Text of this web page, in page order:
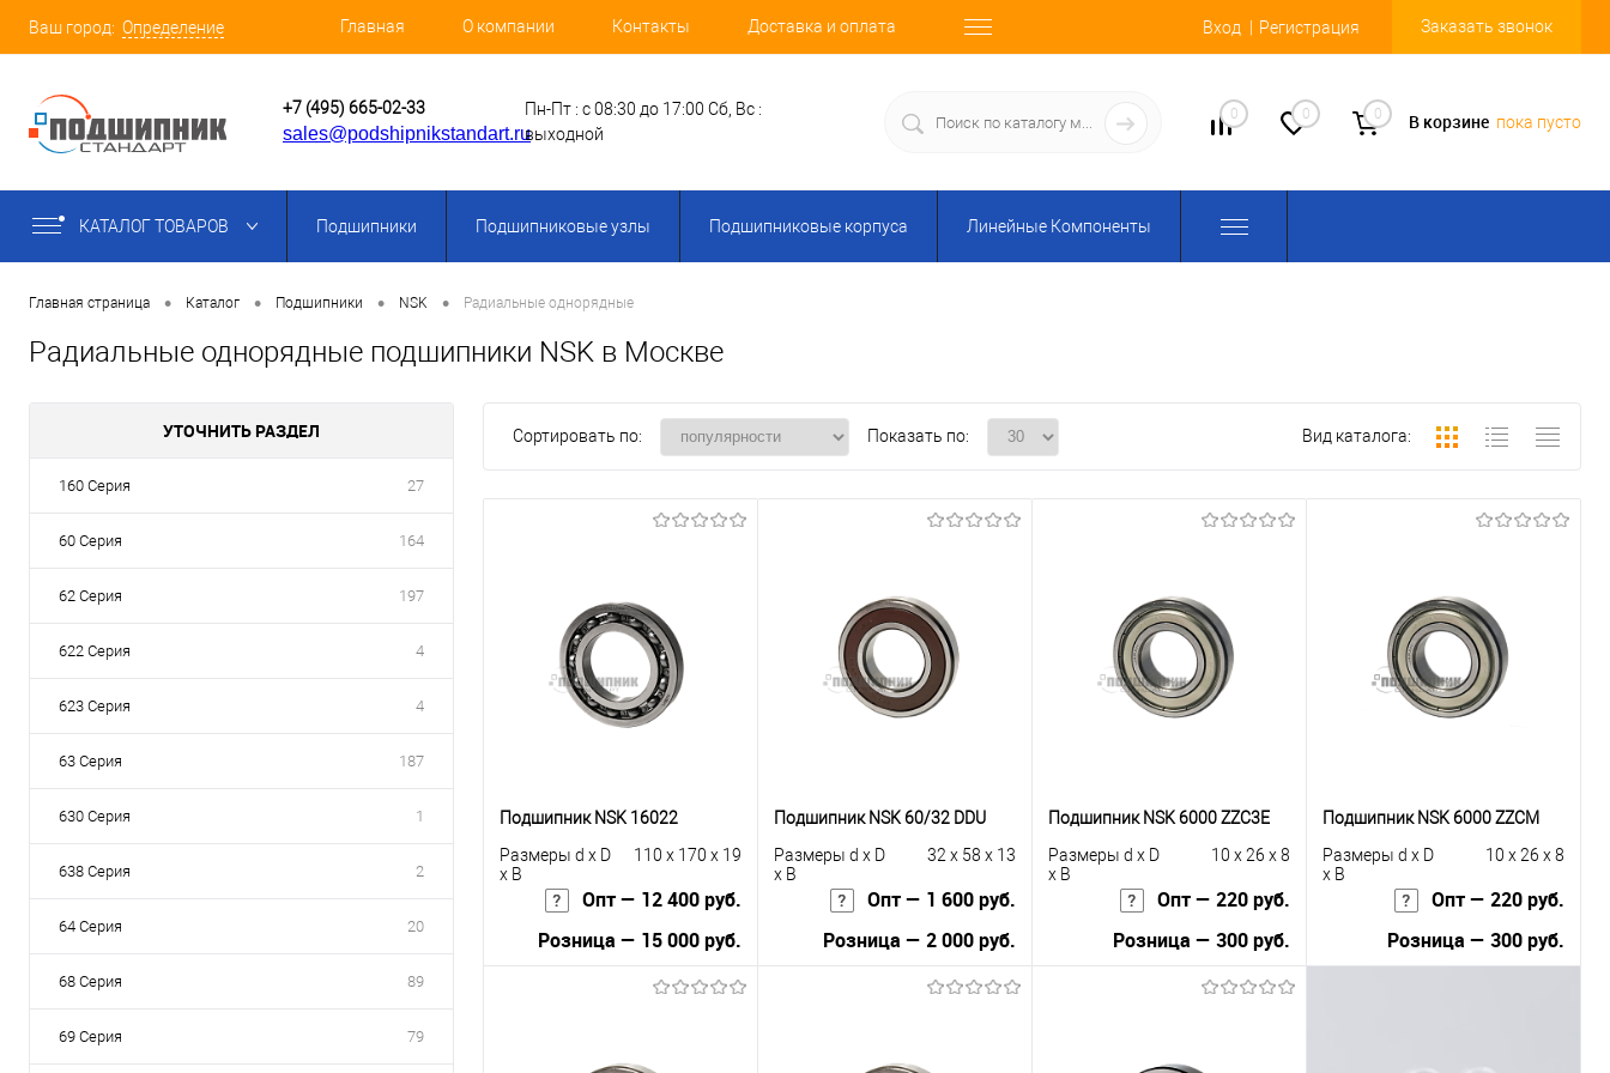
Ваш город: Определение Главная О компании Контакты Доставка и оплата Вход Регистрация Заказать звонок
+7 (495) 665-02-33
sales@podshipnikstandart.ru
Пн-Пт : с 08:30 до 17:00 Сб, Вс :
выходной
0 0 0 В корзине пока пусто
КАТАЛОГ ТОВАРОВ Подшипники Подшипниковые узлы Подшипниковые корпуса Линейные Компоненты
Главная страница • Каталог • Подшипники • NSK • Радиальные однорядные
Радиальные однорядные подшипники NSK в Москве
УТОЧНИТЬ РАЗДЕЛ
160 Серия 27
60 Серия 164
62 Серия 197
622 Серия 4
623 Серия 4
63 Серия 187
630 Серия 1
638 Серия 2
64 Серия 20
68 Серия 89
69 Серия 79
Сортировать по: Показать по: Вид каталога:
Подшипник NSK 16022
Размеры d x D
x B
110 x 170 x 19
Опт — 12 400 руб.
Розница — 15 000 руб.
Подшипник NSK 60/32 DDU
Размеры d x D
x B
32 x 58 x 13
Опт — 1 600 руб.
Розница — 2 000 руб.
Подшипник NSK 6000 ZZC3E
Размеры d x D
x B
10 x 26 x 8
Опт — 220 руб.
Розница — 300 руб.
Подшипник NSK 6000 ZZCM
Размеры d x D
x B
10 x 26 x 8
Опт — 220 руб.
Розница — 300 руб.